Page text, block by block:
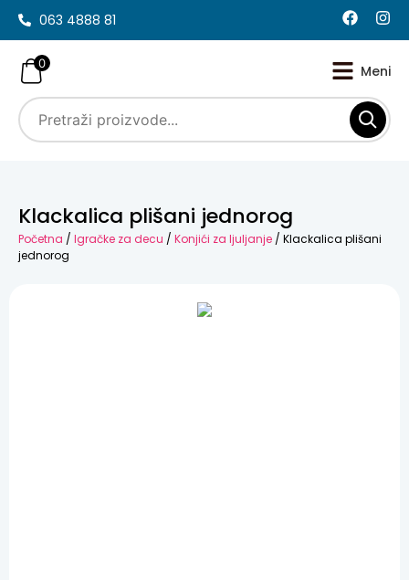
063 4888 81
0
Klackalica plišani jednorog
Početna / Igračke za decu / Konjići za ljuljanje / Klackalica plišani
jednorog